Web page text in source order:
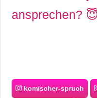
ansprechen?
komischer-spruch